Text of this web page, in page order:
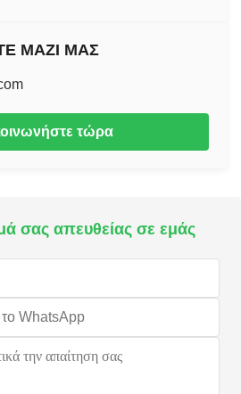
ΜΑΖΊ ΜΑΣ
τώρα
σας απευθείας σε εμάς